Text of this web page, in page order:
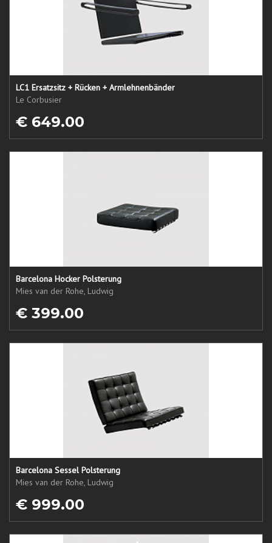
LC1 Ersatzsitz + Rücken + Armlehnenbänder
Le Corbusier
€ 649.00
Barcelona Hocker Polsterung
Mies van der Rohe, Ludwig
€ 399.00
Barcelona Sessel Polsterung
Mies van der Rohe, Ludwig
€ 999.00